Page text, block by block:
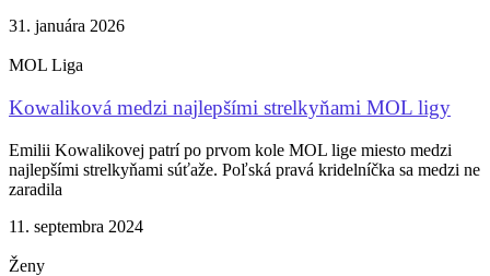
31. januára 2026
MOL Liga
Kowaliková medzi najlepšími strelkyňami MOL ligy
Emilii Kowalikovej patrí po prvom kole MOL lige miesto medzi
najlepšími strelkyňami súťaže. Poľská pravá kridelníčka sa medzi ne
zaradila
11. septembra 2024
Ženy